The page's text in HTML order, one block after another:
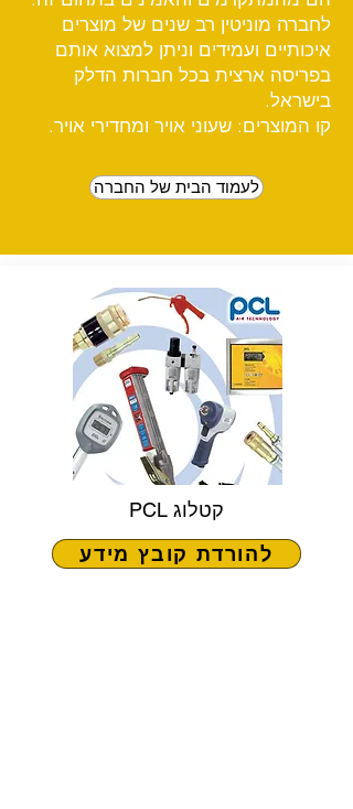
לעמוד הבית של החברה
לחברה מוניטין רב שנים של מוצרים
איכותיים ועמידים וניתן למצוא אותם
בפריסה ארצית בכל חברות הדלק
בישראל.
קו המוצרים: שעוני אויר ומחדירי אויר.
קטלוג PCL
להורדת קובץ מידע